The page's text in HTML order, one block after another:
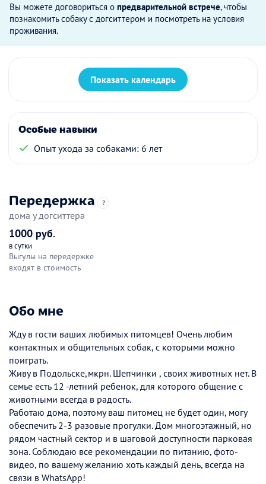
Вы можете договориться о предварительной встрече, чтобы
познакомить собаку с догситтером и посмотреть на условия
проживания.
Показать календарь
Особые навыки
Опыт ухода за собаками: 6 лет
Передержка ?
дома у догситтера
1000 руб.
в сутки
Выгулы на передержке
входят в стоимость
Обо мне
Жду в гости ваших любимых питомцев! Очень любим
контактных и общительных собак, с которыми можно
поиграть.
Живу в Подольске,мкрн. Шепчинки , своих животных нет. В
семье есть 12 -летний ребенок, для которого общение с
животными всегда в радость.
Работаю дома, поэтому ваш питомец не будет один, могу
обеспечить 2-3 разовые прогулки. Дом многоэтажный, но
рядом частный сектор и в шаговой доступности парковая
зона. Соблюдаю все рекомендации по питанию, фото-
видео, по вашему желанию хоть каждый день, всегда на
связи в WhatsApp!